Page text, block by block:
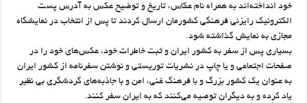
خود انداخته‌اند به همراه نام عکاس، تاریخ و توضیح عکس به آدرس پست
الکترونیک رایزنی فرهنگی کشورمان ارسال کردند تا پس از انتخاب در نمایشگاه
مجازی به نمایش گذاشته شود.
بسیاری پس از سفر به کشور ایران و ثبت خاطرات خود، عکس‌های خود را در
صفحات اجتماعی و یا چاپ در نشریات توریستی و نوشتن سفرنامه از کشور ایران
به عنوان یک کشور بزرگ و با فرهنگ غنی، امن و با جاذبه‌های گردشگری بی نظیر
یاد کرده و به دیگران توصیه می‌کنند که به ایران سفر کنند.